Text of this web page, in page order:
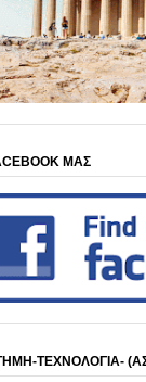
ΜΑΣ
ΤΕΧΝΟΛΟΓΙΑ-